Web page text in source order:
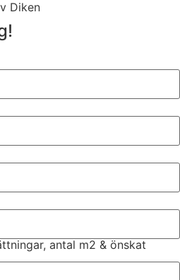
antal m2 & önskat